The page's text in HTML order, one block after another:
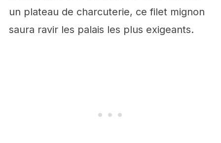
un plateau de charcuterie, ce filet mignon
saura ravir les palais les plus exigeants.